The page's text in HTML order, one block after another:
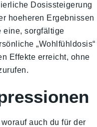
Dosissteigerung
hoeheren Ergebnissen
eine, sorgfältige
„Wohlfühldosis“
Effekte erreicht, ohne
auch du für der